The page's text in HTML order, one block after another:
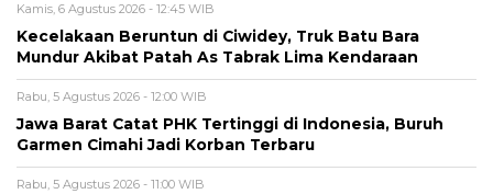
Kamis, 6 Agustus 2026 - 12:45 WIB
Kecelakaan Beruntun di Ciwidey, Truk Batu Bara
Mundur Akibat Patah As Tabrak Lima Kendaraan
Rabu, 5 Agustus 2026 - 12:00 WIB
Jawa Barat Catat PHK Tertinggi di Indonesia, Buruh
Garmen Cimahi Jadi Korban Terbaru
Rabu, 5 Agustus 2026 - 11:00 WIB